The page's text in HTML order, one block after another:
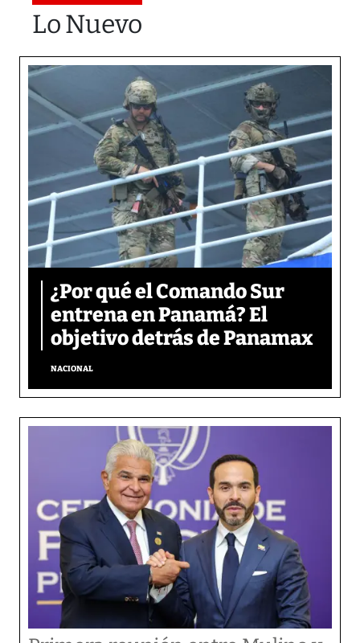
Lo Nuevo
¿Por qué el Comando Sur
entrena en Panamá? El
objetivo detrás de Panamax
NACIONAL